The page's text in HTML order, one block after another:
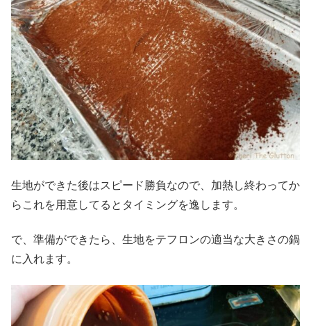
生地ができた後はスピード勝負なので、加熱し終わってか
らこれを用意してるとタイミングを逸します。
で、準備ができたら、生地をテフロンの適当な大きさの鍋
に入れます。